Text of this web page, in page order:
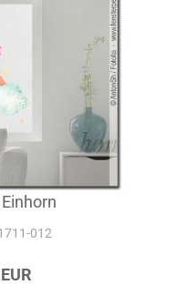
012